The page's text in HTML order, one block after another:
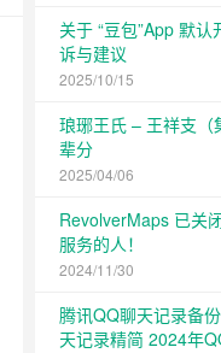
关于 “豆包”App 默
诉与建议
2025/10/15
琅琊王氏 – 王祥支
辈分
2025/04/06
RevolverMaps 已关
服务的人！
2024/11/30
腾讯QQ聊天记录备
天记录精简 2024年